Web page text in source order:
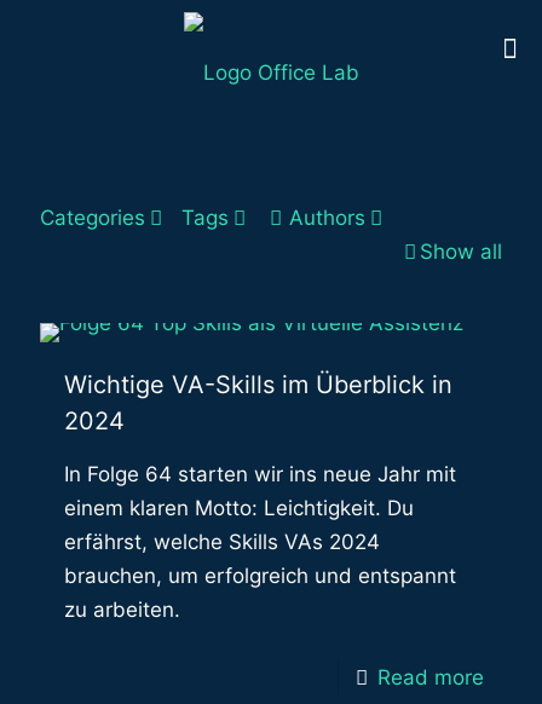
Categories Tags
Authors
Show all
Wichtige VA-Skills im Überblick in
2024
In Folge 64 starten wir ins neue Jahr mit
einem klaren Motto: Leichtigkeit. Du
erfährst, welche Skills VAs 2024
brauchen, um erfolgreich und entspannt
zu arbeiten.
Read more